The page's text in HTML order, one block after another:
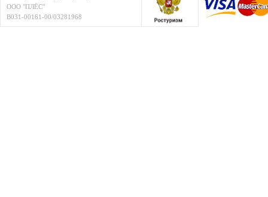
ООО "ПЛЁС"
В031-00161-00/03281968